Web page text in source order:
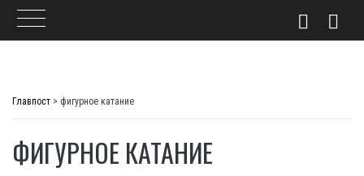
Главпост > фигурное катание
ФИГУРНОЕ КАТАНИЕ